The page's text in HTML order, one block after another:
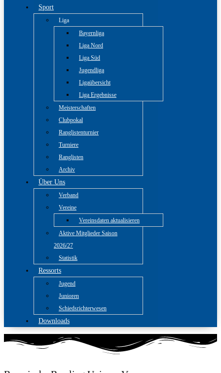
Sport
Liga
Bayernliga
Liga Nord
Liga Süd
Jugendliga
Ligaübersicht
Liga Ergebnisse
Meisterschaften
Clubpokal
Ranglistenturnier
Turniere
Ranglisten
Archiv
Über Uns
Verband
Vereine
Vereinsdaten aktualisieren
Aktive Mitglieder Saison
2026/27
Statistik
Ressorts
Jugend
Junioren
Schiedsrichterwesen
Downloads